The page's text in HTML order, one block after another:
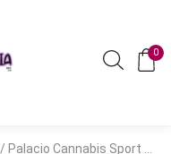
0
/ Palacio Cannabis Sport Forte Warming Massage Gel 200ml